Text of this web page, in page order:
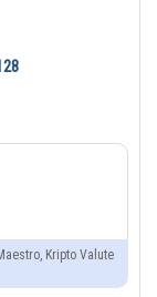
Kripto Valute